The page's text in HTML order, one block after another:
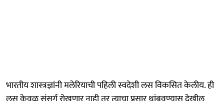
भारतीय शास्त्रज्ञांनी मलेरियाची पहिली स्वदेशी लस विकसित केलीय. ही